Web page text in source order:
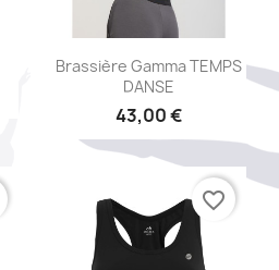
Aperçu rapide
Brassière Gamma TEMPS
DANSE
43,00 €
favorite_border